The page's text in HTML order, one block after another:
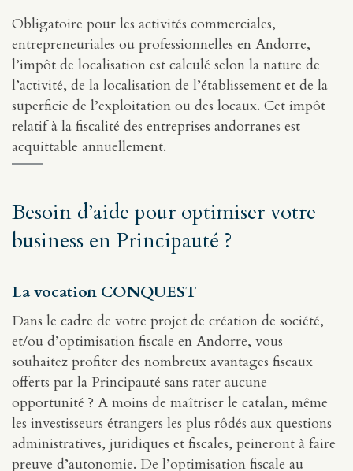
Obligatoire pour les activités commerciales,
entrepreneuriales ou professionnelles en Andorre,
l’impôt de localisation est calculé selon la nature de
l’activité, de la localisation de l’établissement et de la
superficie de l’exploitation ou des locaux. Cet impôt
relatif à la fiscalité des entreprises andorranes est
acquittable annuellement.
Besoin d’aide pour optimiser votre
business en Principauté ?
La vocation CONQUEST
Dans le cadre de votre projet de création de société,
et/ou d’optimisation fiscale en Andorre, vous
souhaitez profiter des nombreux avantages fiscaux
offerts par la Principauté sans rater aucune
opportunité ? A moins de maîtriser le catalan, même
les investisseurs étrangers les plus rôdés aux questions
administratives, juridiques et fiscales, peineront à faire
preuve d’autonomie. De l’optimisation fiscale au